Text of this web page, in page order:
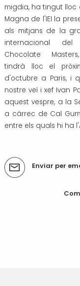
Transport i mobilitat
migdia, ha tingut lloc
Magna de l'IEI la
als mitjans de la
internacional del
Chocolate
tindrà lloc el
d'octubre a Paris, i
nostre veí i xef Ivan
aquest vespre, a la
a càrrec de Cal
entre els quals hi ha
Accions
del
Enviar per